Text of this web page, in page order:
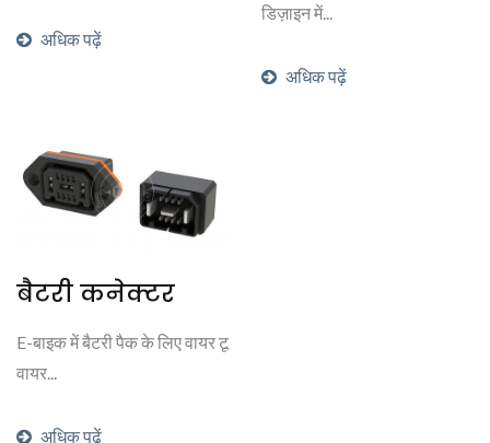
अधिक पढ़ें
डिज़ाइन में...
अधिक पढ़ें
बैटरी कनेक्टर
E-बाइक में बैटरी पैक के लिए वायर टू
वायर...
अधिक पढ़ें